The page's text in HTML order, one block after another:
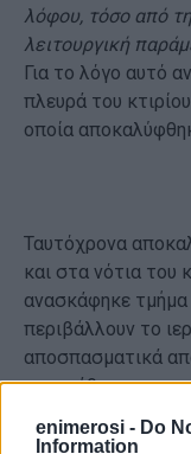
enimerosi - Do
Information
λόφου, τόσο από
λειτουργική
Για το λόγο αυτό
πλευρά του
οποία
Ταυτόχρονα
και στα νότια του
ανασκάφηκε
περιβάλλουν το
αποσπασματικά
επεκτάθηκε και
Και εκεί
καταστροφής είτε